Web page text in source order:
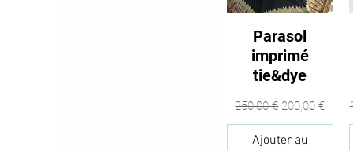
Aperçu rapide
Parasol
imprimé
tie&dye
Prix original
250,00 € Prix
200,00 €
Ajouter au